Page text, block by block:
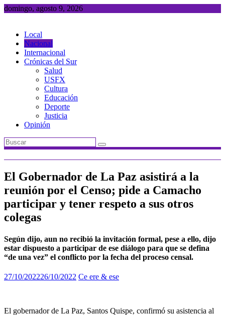
Saltar
domingo, agosto 9, 2026
Local
Nacional
Internacional
Crónicas del Sur
Salud
USFX
Cultura
Educación
Deporte
Justicia
Opinión
El Gobernador de La Paz asistirá a la
reunión por el Censo; pide a Camacho
participar y tener respeto a sus otros
colegas
Según dijo, aun no recibió la invitación formal, pese a ello, dijo
estar dispuesto a participar de ese diálogo para que se defina
“de una vez” el conflicto por la fecha del proceso censal.
27/10/202226/10/2022 Ce ere & ese
El gobernador de La Paz, Santos Quispe, confirmó su asistencia al